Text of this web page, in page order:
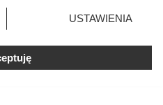
w dużej promocji w
spełnić, aby kupić ten
ustawień prywatności
rogu strony
nie wymagają zgody
sprzeciwić się takiemu
miały zastosowania tylko
USTAWIENIA